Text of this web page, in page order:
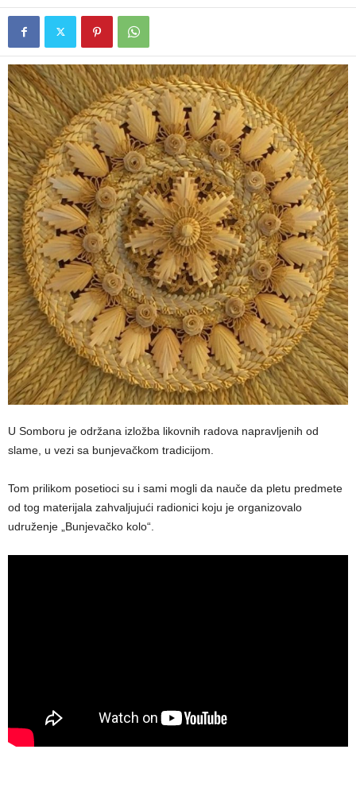
U Somboru je održana izložba likovnih radova napravljenih od
slame, u vezi sa bunjevačkom tradicijom.
Tom prilikom posetioci su i sami mogli da nauče da pletu predmete
od tog materijala zahvaljujući radionici koju je organizovalo
udruženje „Bunjevačko kolo“.